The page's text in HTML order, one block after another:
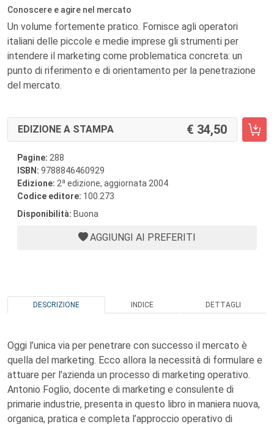
Conoscere e agire nel mercato
Un volume fortemente pratico. Fornisce agli operatori
italiani delle piccole e medie imprese gli strumenti per
intendere il marketing come problematica concreta: un
punto di riferimento e di orientamento per la penetrazione
del mercato.
EDIZIONE A STAMPA 34,50
Pagine: 288
ISBN: 9788846460929
Edizione: 2a edizione, aggiornata 2004
Codice editore: 100.273
Disponibilità: Buona
AGGIUNGI AI PREFERITI
DESCRIZIONE INDICE DETTAGLI
Oggi l’unica via per penetrare con successo il mercato è
quella del marketing. Ecco allora la necessità di formulare e
attuare per l’azienda un processo di marketing operativo.
Antonio Foglio, docente di marketing e consulente di
primarie industrie, presenta in questo libro in maniera nuova,
organica, pratica e completa l’approccio operativo di